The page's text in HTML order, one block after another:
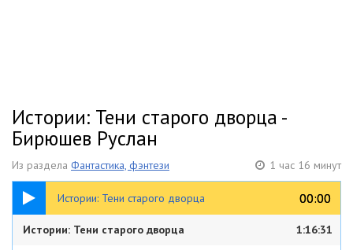
Истории: Тени старого дворца -
Бирюшев Руслан
Из раздела Фантастика, фэнтези 1 час 16 минут
Истории: Тени старого дворца 00:00
00:00
1:16:31
Истории: Тени старого дворца 1:16:31